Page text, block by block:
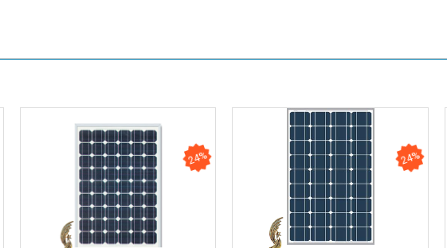
CÔNG TY TNHH TM DV HOÀNG QUỐC BẢO
Trụ sở chính: 126 Tân Quý,P.Tân Qúy,Q.Tân Phú,TP.HCM
Chi Nhánh Q10: 324 Nhật Tảo, P.6, Q.10, TP.HCM
Chi Nhánh Thủ Đức: 1110A5 Phạm Văn Đồng , Phường Linh Đông , Thành Phố Thủ Đức
Chi Nhánh Đồng Nai: 2394 Quốc Lộ 1K, Phường Hoá An, TP. Biên Hoà, Tỉnh Đồng Nai
Chi Nhánh BR-VT: 477 Cách Mạng Tháng 8, P.Phước Nguyên, TP. Bà Rịa, Vũng Tàu
Chi Nhánh Hà Nội: P914 Tòa Nhà CT4C/X2 KĐT Bắc Linh Đàm - Hoàng Mai - Hà Nội.
24% 24%